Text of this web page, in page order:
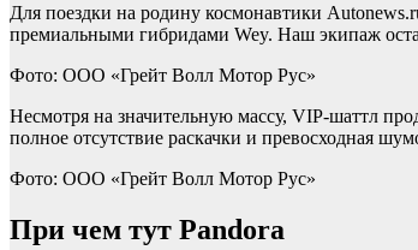
Для поездки на родину космонавтики
премиальными гибридами Wey. Наш экипаж
Фото: ООО «Грейт Волл Мотор Рус»
Несмотря на значительную массу, VIP-шаттл
полное отсутствие раскачки и превосходная
Фото: ООО «Грейт Волл Мотор Рус»
При чем тут Pandora